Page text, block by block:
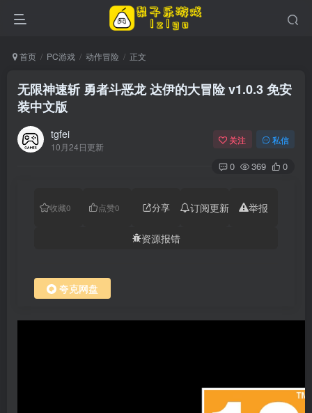
首页 PC游戏 动作冒险 正文
无限神速斩 勇者斗恶龙 达伊的大冒险 v1.0.3 免安
装中文版
tgfei
10月24日更新
关注 私信
0 369 0
收藏0 点赞0 分享 订阅更新 举报
资源报错
夸克网盘